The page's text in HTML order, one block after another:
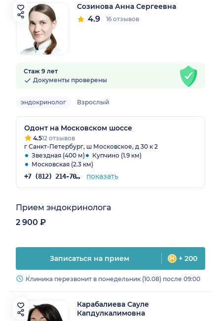
Созинова Анна Сергеевна
4.9 16 отзывов
Стаж 9 лет
Документы проверены
эндокринолог Взрослый
Одонт на Московском шоссе
4.512 отзывов
г Санкт-Петербург, ш Московское, д 30 к 2
Звездная (400 м)
Купчино (1.9 км)
Московская (2.3 км)
+7 (812) 214-70-82 показать
Прием эндокринолога
2 900 ₽
Записаться на прием + 200
Клиника перезвонит в понедельник (10.08) после 09:00
Карабалиева Сауле
Капдулкалимовна